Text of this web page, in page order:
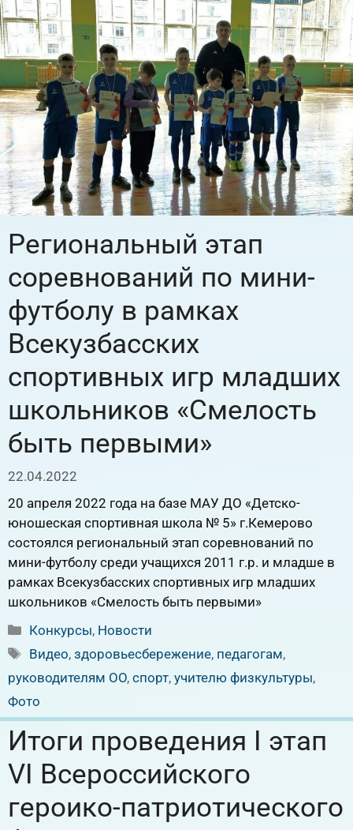
Региональный этап
соревнований по мини-
футболу в рамках
Всекузбасских
спортивных игр младших
школьников «Смелость
быть первыми»
22.04.2022
20 апреля 2022 года на базе МАУ ДО «Детско-
юношеская спортивная школа № 5» г.Кемерово
состоялся региональный этап соревнований по
мини-футболу среди учащихся 2011 г.р. и младше в
рамках Всекузбасских спортивных игр младших
школьников «Смелость быть первыми»
Рубрики
Конкурсы, Новости
Метки
Видео,здоровьесбережение, педагогам,
руководителям ОО, спорт, учителю физкультуры,
Фото
Итоги проведения I этап
VI Всероссийского
героико-патриотического